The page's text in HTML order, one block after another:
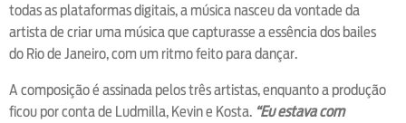
todas as plataformas digitais, a música nasceu da vontade da
artista de criar uma música que capturasse a essência dos bailes
do Rio de Janeiro, com um ritmo feito para dançar.
A composição é assinada pelos três artistas, enquanto a produção
ficou por conta de Ludmilla, Kevin e Kosta. “Eu estava com